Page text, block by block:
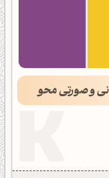
و صورتی محو